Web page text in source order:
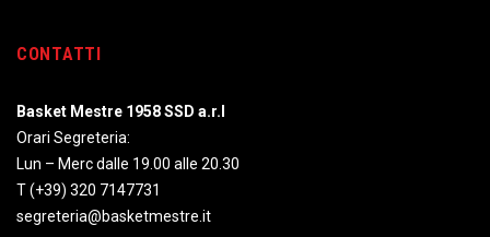
CONTATTI
Basket Mestre 1958 SSD a.r.l
Orari Segreteria:
Lun – Merc dalle 19.00 alle 20.30
T(+39) 320 7147731
segreteria@basketmestre.it